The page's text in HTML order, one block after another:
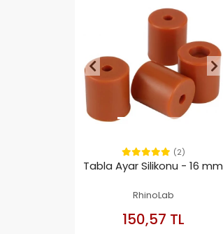
(2)
Tabla Ayar Silikonu - 16 mm
RhinoLab
150,57 TLSEPETE
EKLE